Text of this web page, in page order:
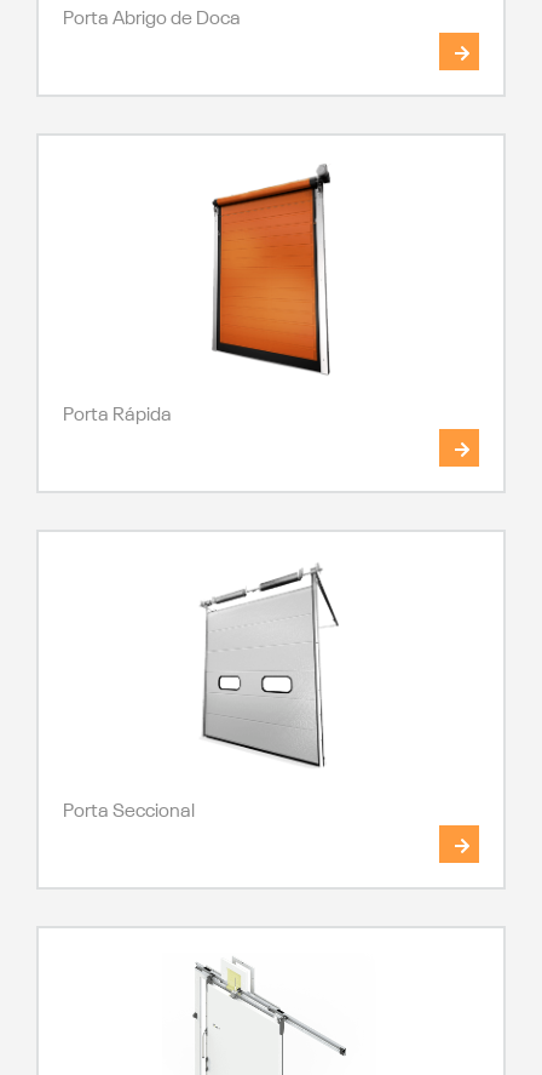
Porta Abrigo de Doca
Porta Rápida
Porta Seccional